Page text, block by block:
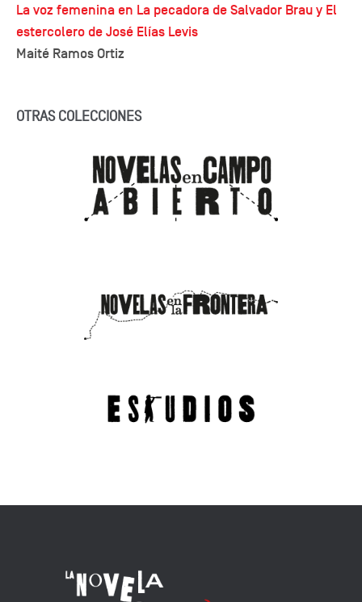
La voz femenina en La pecadora de Salvador Brau y El
estercolero de José Elías Levis
Maité Ramos Ortiz
OTRAS COLECCIONES